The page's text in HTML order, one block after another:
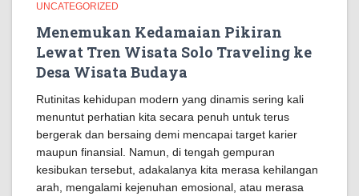
UNCATEGORIZED
Menemukan Kedamaian Pikiran
Lewat Tren Wisata Solo Traveling ke
Desa Wisata Budaya
Rutinitas kehidupan modern yang dinamis sering kali
menuntut perhatian kita secara penuh untuk terus
bergerak dan bersaing demi mencapai target karier
maupun finansial. Namun, di tengah gempuran
kesibukan tersebut, adakalanya kita merasa kehilangan
arah, mengalami kejenuhan emosional, atau merasa